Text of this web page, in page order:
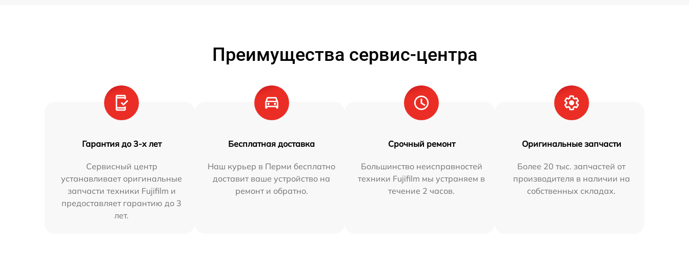
Преимущества сервис-центра
Гарантия до 3-х лет
Сервисный центр
устанавливает оригинальные
запчасти техники Fujifilm и
предоставляет гарантию до 3
лет.
Бесплатная доставка
Наш курьер в Перми бесплатно
доставит ваше устройство на
ремонт и обратно.
Срочный ремонт
Большинство неисправностей
техники Fujifilm мы устраняем в
течение 2 часов.
Оригинальные запчасти
Более 20 тыс. запчастей от
производителя в наличии на
собственных складах.